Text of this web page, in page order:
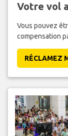
Votre vol
Vous pouvez
compensation
RÉCLAMEZ